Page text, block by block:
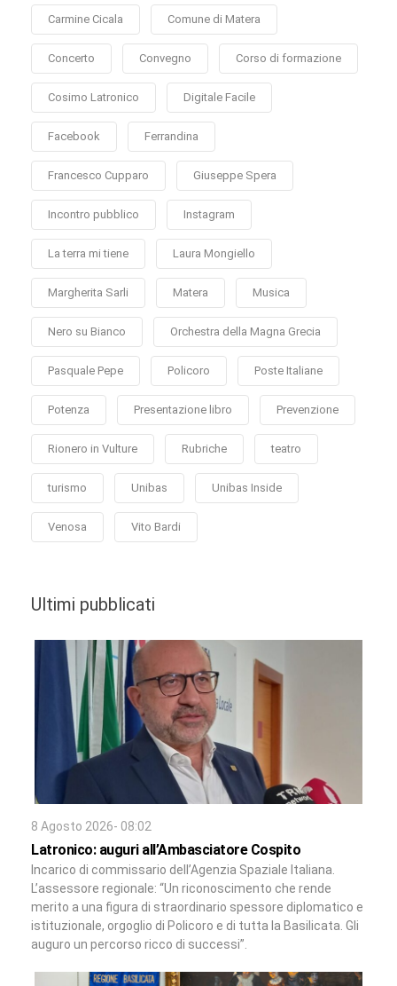
Carmine Cicala Comune di Matera
Concerto Convegno Corso di formazione
Cosimo Latronico Digitale Facile
Facebook Ferrandina
Francesco Cupparo Giuseppe Spera
Incontro pubblico Instagram
La terra mi tiene Laura Mongiello
Margherita Sarli Matera Musica
Nero su Bianco Orchestra della Magna Grecia
Pasquale Pepe Policoro Poste Italiane
Potenza Presentazione libro Prevenzione
Rionero in Vulture Rubriche teatro
turismo Unibas Unibas Inside
Venosa Vito Bardi
Ultimi pubblicati
8 Agosto 2026- 08:02
Latronico: auguri all’Ambasciatore Cospito
Incarico di commissario dell’Agenzia Spaziale Italiana.
L’assessore regionale: “Un riconoscimento che rende
merito a una figura di straordinario spessore diplomatico e
istituzionale, orgoglio di Policoro e di tutta la Basilicata. Gli
auguro un percorso ricco di successi”.